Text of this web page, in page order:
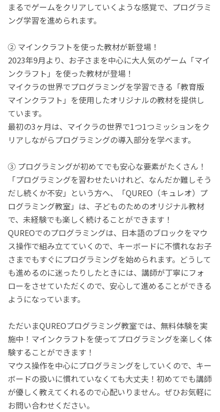
まるでゲームをクリアしていくような感覚で、プログラミ
ング学習を進められます。
② マインクラフトを使った教材が新登場！
2023年9月より、お子さまを中心に大人気のゲーム「マイ
ンクラフト」を使った教材が登場！
マイクラの世界でプログラミングを学習できる「教育版
マインクラフト」を使用したオリジナルの教材を提供し
ています。
最初の3ヶ月は、マイクラの世界で1つ1つミッションをク
リアしながらプログラミングの導入部分を学べます。
③ プログラミングが初めてでも安心な要素がたくさん！
「プログラミングを習わせたいけれど、なんだか難しそう
だし続くか不安」という方へ、「QUREO（キュレオ）プ
ログラミング教室」は、子どものためのオリジナル教材
で、未経験でも楽しく続けることができます！
QUREOでのプログラミングは、日本語のブロックをマウ
ス操作で組み立てていくので、キーボードに不慣れなお子
さまでもすぐにプログラミングを始められます。どうして
も進めるのに迷ったりしたときには、講師が丁寧にフォ
ローをさせていただくので、安心して進めることができる
ようになっています。
ただいまQUREOプログラミング教室では、無料体験を実
施中！マインクラフトを使ってプログラミングを楽しく体
験することができます！
マウス操作を中心にプログラミングをしていくので、キー
ボードの扱いに慣れていなくても大丈夫！初めてでも講師
が優しく教えてくれるので心配いりません。ぜひお気軽に
お問い合わせください。